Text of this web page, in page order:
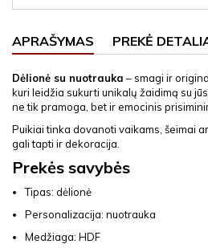
APRAŠYMAS PREKĖ
Dėlionė su nuotrauka – smagi ir
kuri leidžia sukurti unikalų žaidimą su
ne tik pramoga, bet ir emocinis
Puikiai tinka dovanoti vaikams, šeimai
gali tapti ir dekoracija.
Prekės savybės
Tipas: dėlionė
Personalizacija: nuotrauka
Medžiaga: HDF